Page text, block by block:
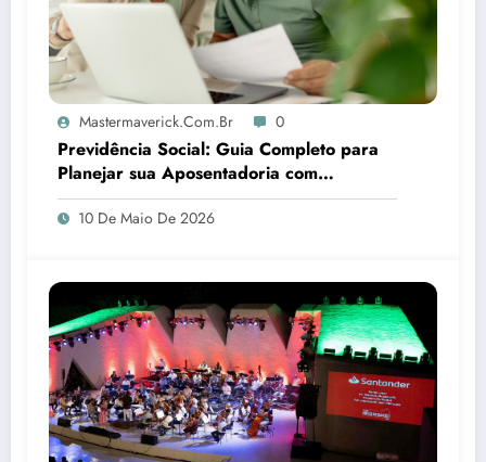
Mastermaverick.com.br 0
Previdência Social: Guia Completo para
Planejar sua Aposentadoria com
Segurança
10 De Maio De 2026